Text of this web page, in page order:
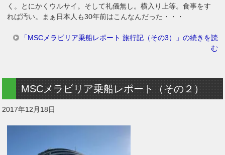
く。とにかくウルサイ。そして礼儀無し。横入り上等。食事をす
れば汚い。まぁ日本人も30年前はこんなんだった・・・
「MSCメラビリア乗船レポート 旅行記（その3）」の続きを読
む
MSCメラビリア乗船レポート（その２）
2017年12月18日